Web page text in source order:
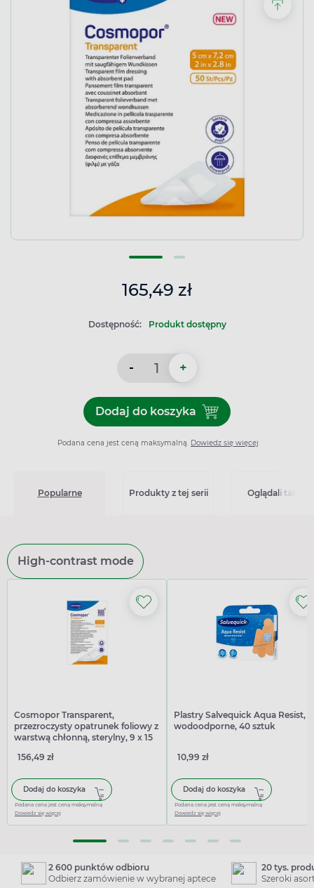
165,49 zł
Dostępność: Produkt dostępny
- +
Dodaj do koszykaDodaj do koszyka
Podana cena jest ceną maksymalną. Dowiedz się więcej
Popularne Produkty z tej serii Oglądali także
High-contrast mode
Cosmopor Transparent,
przezroczysty opatrunek foliowy z
warstwą chłonną, sterylny, 9 x 15
156,49 zł
Dodaj do koszyka
Podana cena jest ceną maksymalną
Dowiedz się więcej
Plastry Salvequick Aqua Resist,
wodoodporne, 40 sztuk
10,99 zł
Dodaj do koszyka
Podana cena jest ceną maksymalną
Dowiedz się więcej
2 600 punktów odbioru
Odbierz zamówienie w wybranej aptece
20 tys.
Szeroki